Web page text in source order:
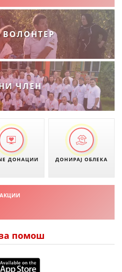
ВОЛОНТЕР
ЧЛЕН
ДОНАЦИИ ДОНИРАЈ ОБЛЕКА
помош